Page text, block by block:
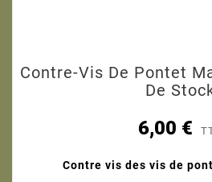
Contre-Vis De Pontet
De
6,00 €
Contre vis des vis de